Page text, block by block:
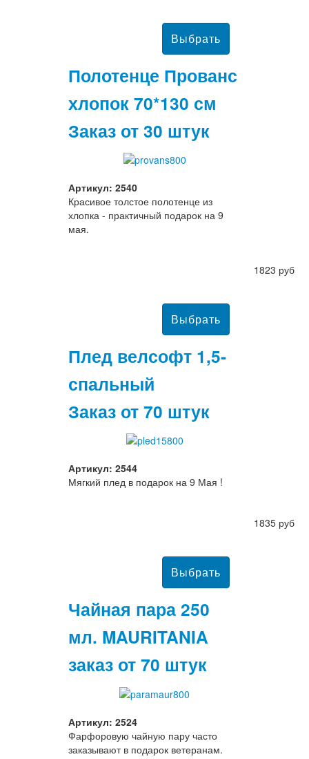
Полотенце Прованс
хлопок 70*130 см
Заказ от 30 штук
Артикул: 2540
Красивое толстое полотенце из
хлопка - практичный подарок на 9
мая.
1823 руб
Плед велсофт 1,5-
спальный
Заказ от 70 штук
Артикул: 2544
Мягкий плед в подарок на 9 Мая !
1835 руб
Чайная пара 250
мл. MAURITANIA
заказ от 70 штук
Артикул: 2524
Фарфоровую чайную пару часто
заказывают в подарок ветеранам.